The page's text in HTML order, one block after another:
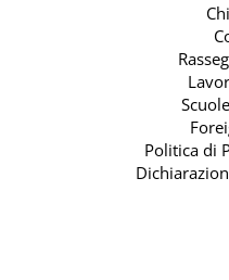
Politica di